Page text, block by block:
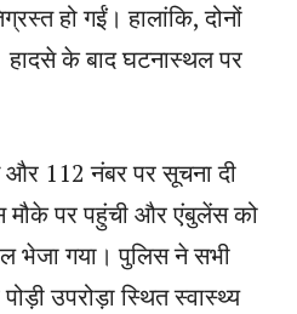
हो गईं। हालांकि, दोनों
के बाद घटनास्थल पर
और 112 नंबर पर सूचना दी
मौके पर पहुंची और एंबुलेंस को
भेजा गया। पुलिस ने सभी
उपरोड़ा स्थित स्वास्थ्य